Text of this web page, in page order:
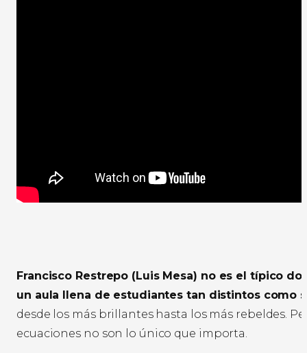
Francisco Restrepo (Luis Mesa) no es el típico
un aula llena de estudiantes tan distintos como
desde los más brillantes hasta los más rebeldes.
ecuaciones no son lo único que importa.